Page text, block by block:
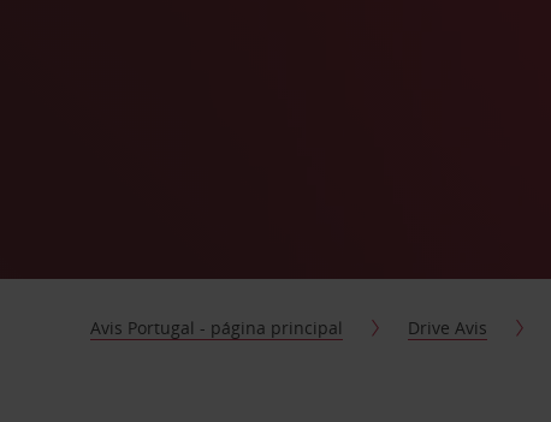
Avis Portugal - página principal Drive Avis